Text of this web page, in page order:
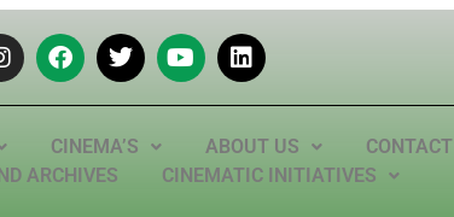
CINEMA’S ABOUT US CONTACT
ARCHIVES
CINEMATIC INITIATIVES